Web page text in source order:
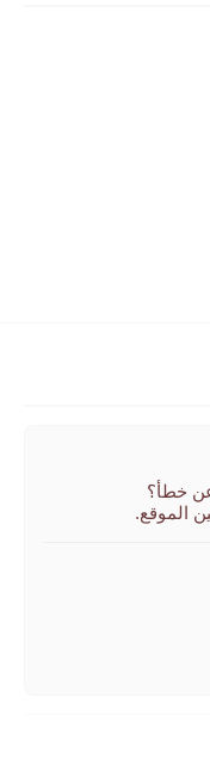
عن خطأ؟
الموقع.